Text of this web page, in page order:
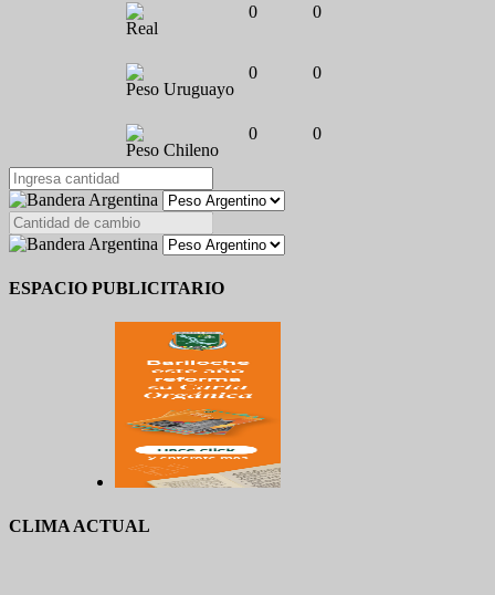
Real
0 0
Peso Uruguayo
0 0
Peso Chileno
0 0
ESPACIO PUBLICITARIO
CLIMA ACTUAL